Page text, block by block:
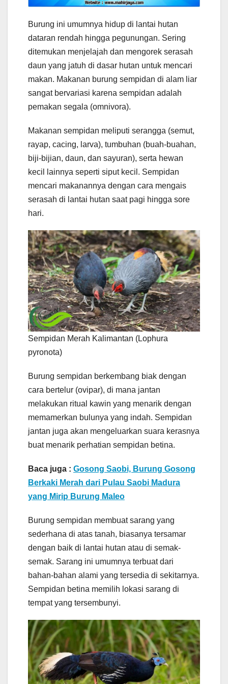
Burung ini umumnya hidup di lantai hutan
dataran rendah hingga pegunungan. Sering
ditemukan menjelajah dan mengorek serasah
daun yang jatuh di dasar hutan untuk mencari
makan. Makanan burung sempidan di alam liar
sangat bervariasi karena sempidan adalah
pemakan segala (omnivora).
Makanan sempidan meliputi serangga (semut,
rayap, cacing, larva), tumbuhan (buah-buahan,
biji-bijian, daun, dan sayuran), serta hewan
kecil lainnya seperti siput kecil. Sempidan
mencari makanannya dengan cara mengais
serasah di lantai hutan saat pagi hingga sore
hari.
Sempidan Merah Kalimantan (Lophura
pyronota)
Burung sempidan berkembang biak dengan
cara bertelur (ovipar), di mana jantan
melakukan ritual kawin yang menarik dengan
memamerkan bulunya yang indah. Sempidan
jantan juga akan mengeluarkan suara kerasnya
buat menarik perhatian sempidan betina.
Baca juga : Gosong Saobi, Burung Gosong
Berkaki Merah dari Pulau Saobi Madura
yang Mirip Burung Maleo
Burung sempidan membuat sarang yang
sederhana di atas tanah, biasanya tersamar
dengan baik di lantai hutan atau di semak-
semak. Sarang ini umumnya terbuat dari
bahan-bahan alami yang tersedia di sekitarnya.
Sempidan betina memilih lokasi sarang di
tempat yang tersembunyi.